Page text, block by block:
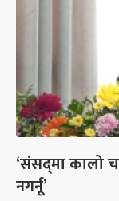
‘संसद्‍मा कालो
नगर्नू’